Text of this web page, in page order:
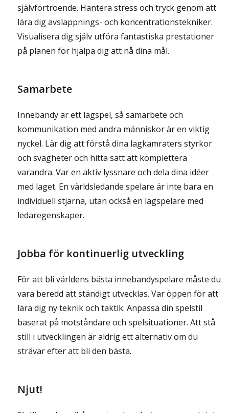
självförtroende. Hantera stress och tryck genom att
lära dig avslappnings- och koncentrationstekniker.
Visualisera dig själv utföra fantastiska prestationer
på planen för hjälpa dig att nå dina mål.
Samarbete
Innebandy är ett lagspel, så samarbete och
kommunikation med andra människor är en viktig
nyckel. Lär dig att förstå dina lagkamraters styrkor
och svagheter och hitta sätt att komplettera
varandra. Var en aktiv lyssnare och dela dina idéer
med laget. En världsledande spelare är inte bara en
individuell stjärna, utan också en lagspelare med
ledaregenskaper.
Jobba för kontinuerlig utveckling
För att bli världens bästa innebandyspelare måste du
vara beredd att ständigt utvecklas. Var öppen för att
lära dig ny teknik och taktik. Anpassa din spelstil
baserat på motståndare och spelsituationer. Att stå
still i utvecklingen är aldrig ett alternativ om du
strävar efter att bli den bästa.
Njut!